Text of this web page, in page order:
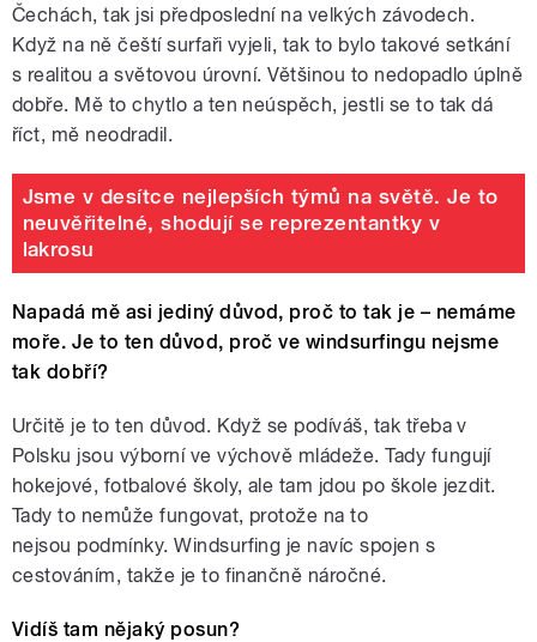
Čechách, tak jsi předposlední na velkých závodech.
Když na ně čeští surfaři vyjeli, tak to bylo takové setkání
s realitou a světovou úrovní. Většinou to nedopadlo úplně
dobře. Mě to chytlo a ten neúspěch, jestli se to tak dá
říct, mě neodradil.
Jsme v desítce nejlepších týmů na světě. Je to
neuvěřitelné, shodují se reprezentantky v
lakrosu
Napadá mě asi jediný důvod, proč to tak je – nemáme
moře. Je to ten důvod, proč ve windsurfingu nejsme
tak dobří?
Určitě je to ten důvod. Když se podíváš, tak třeba v
Polsku jsou výborní ve výchově mládeže. Tady fungují
hokejové, fotbalové školy, ale tam jdou po škole jezdit.
Tady to nemůže fungovat, protože na to
nejsou podmínky. Windsurfing je navíc spojen s
cestováním, takže je to finančně náročné.
Vidíš tam nějaký posun?